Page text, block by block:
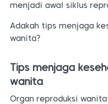
menjadi awal siklus
Adakah tips menjaga
wanita?
Tips menjaga
wanita
Organ reproduksi